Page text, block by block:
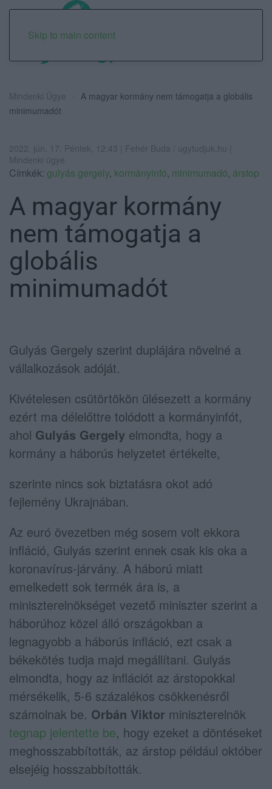
Skip to main content
Mindenki Ügye
A magyar kormány nem támogatja a globális
minimumadót
2022. jún. 17. Péntek, 12:43 | Fehér Buda / ugytudjuk.hu |
Mindenki ügye
Címkék: gulyás gergely, kormányinfó, minimumadó, árstop
A magyar kormány
nem támogatja a
globális
minimumadót
Gulyás Gergely szerint duplájára növelné a
vállalkozások adóját.
Kivételesen csütörtökön ülésezett a kormány
ezért ma délelőttre tolódott a kormányinfót,
ahol Gulyás Gergely elmondta, hogy a
kormány a háborús helyzetet értékelte,
szerinte nincs sok biztatásra okot adó
fejlemény Ukrajnában.
Az euró övezetben még sosem volt ekkora
infláció, Gulyás szerint ennek csak kis oka a
koronavírus-járvány. A háború miatt
emelkedett sok termék ára is, a
miniszterelnökséget vezető miniszter szerint a
háborúhoz közel álló országokban a
legnagyobb a háborús infláció, ezt csak a
békekötés tudja majd megállítani. Gulyás
elmondta, hogy az inflációt az árstopokkal
mérsékelik, 5-6 százalékos csökkenésről
számolnak be. Orbán Viktor miniszterelnök
tegnap jelentette be, hogy ezeket a döntéseket
meghosszabbították, az árstop például október
elsejéig hosszabbították.